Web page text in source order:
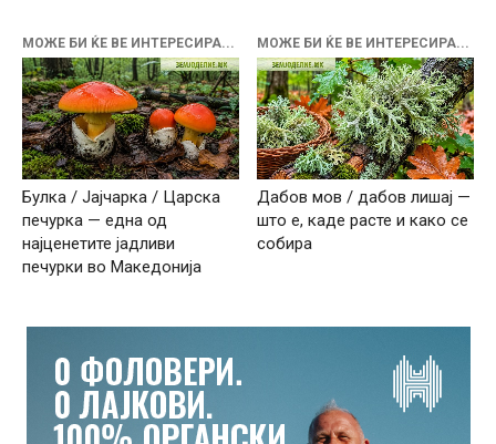
МОЖЕ БИ ЌЕ ВЕ ИНТЕРЕСИРА...
Булка / Јајчарка / Царска
печурка — една од
најценетите јадливи
печурки во Македонија
МОЖЕ БИ ЌЕ ВЕ ИНТЕРЕСИРА...
Дабов мов / дабов лишај —
што е, каде расте и како се
собира